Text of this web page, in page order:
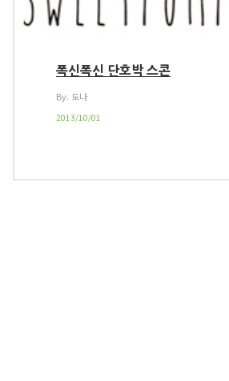
폭신폭신 단호박 스콘
By. 도나
2013/10/01